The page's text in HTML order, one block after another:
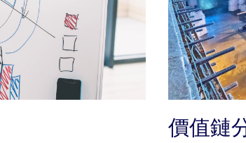
價值鏈